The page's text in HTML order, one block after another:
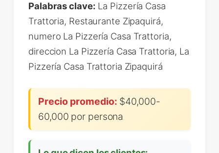
Palabras clave: La Pizzería Casa
Trattoria, Restaurante Zipaquirá,
numero La Pizzería Casa Trattoria,
direccion La Pizzería Casa Trattoria, La
Pizzería Casa Trattoria Zipaquirá
Precio promedio: $40,000-
60,000 por persona